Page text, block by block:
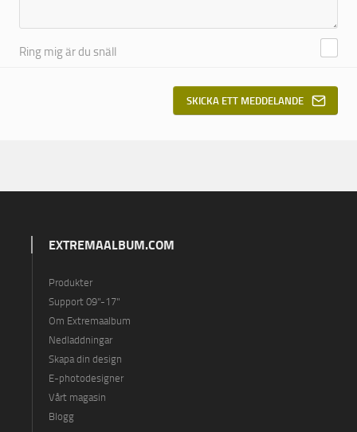
Ring mig är du snäll
SKICKA ETT MEDDELANDE
EXTREMAALBUM.COM
Produkter
Support 09"-17"
Om Extremaalbum
Nedladdningar
Skapa din design
E-photodesigner
Vårt magasin
Blogg